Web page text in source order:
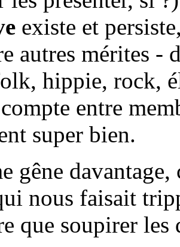
existe et
autres mérites -
hippie, rock,
entre
super bien.
gêne
nous faisait
que soupirer